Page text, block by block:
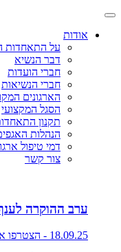
אודות
על התאחדות
דבר הנשיא
חברי הועדות
חברי הנשיאות
הארגונים
הסגל המקצועי
תקנון
הנהלות
דמי טיפול
צור קשר
ערב ההוקרה
18.09.25 - הצטרפו אלינו !!!!